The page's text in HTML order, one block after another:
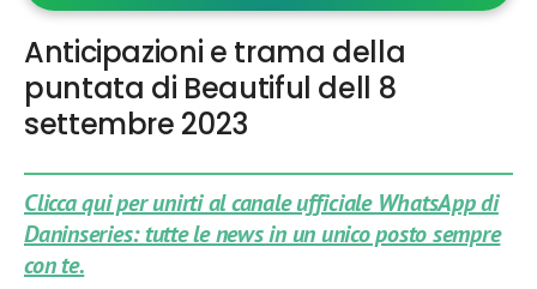
Anticipazioni e trama della
puntata di Beautiful dell 8
settembre 2023
Clicca qui per unirti al canale ufficiale WhatsApp di
Daninseries: tutte le news in un unico posto sempre
con te.